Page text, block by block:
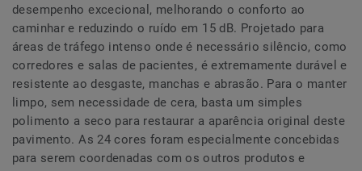
desempenho excecional, melhorando o conforto ao
caminhar e reduzindo o ruído em 15 dB. Projetado para
áreas de tráfego intenso onde é necessário silêncio, como
corredores e salas de pacientes, é extremamente durável e
resistente ao desgaste, manchas e abrasão. Para o manter
limpo, sem necessidade de cera, basta um simples
polimento a seco para restaurar a aparência original deste
pavimento. As 24 cores foram especialmente concebidas
para serem coordenadas com os outros produtos e